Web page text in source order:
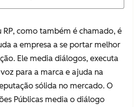
RP, como também é chamado, é
a empresa a se portar melhor
Ele media diálogos, executa
para a marca e ajuda na
sólida no mercado. O
Públicas media o diálogo